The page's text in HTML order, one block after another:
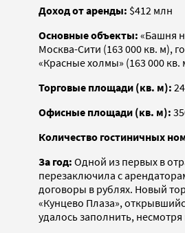
Доход от аренды: $412 млн
Основные объекты: «Башня
Москва-Сити (163 000 кв. м),
«Красные холмы» (163 000 кв.
Торговые площади (кв. м):
Офисные площади (кв. м):
Количество гостиничных
За год: Одной из первых в
перезаключила с
договоры в рублях. Новый
«Кунцево Плаза»,
удалось заполнить, несмотря